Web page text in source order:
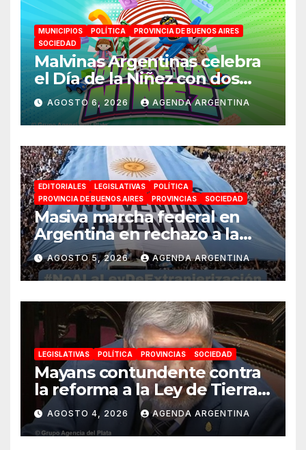
MUNICIPIOS POLÍTICA
PROVINCIA DE BUENOS AIRES
SOCIEDAD
Malvinas Argentinas celebra
el Día de la Niñez con dos
jornadas de juegos,
espectáculos y actividades
para toda la familia
AGOSTO 6, 2026 AGENDA ARGENTINA
EDITORIALES LEGISLATIVAS
POLÍTICA
PROVINCIA DE BUENOS AIRES
PROVINCIAS SOCIEDAD
Masiva marcha federal en
Argentina en rechazo a la
reforma de la Ley de Tierras
impulsada por Milei: «La
soberanía no se negocia»
AGOSTO 5, 2026 AGENDA ARGENTINA
LEGISLATIVAS POLÍTICA PROVINCIAS SOCIEDAD
Mayans contundente contra
la reforma a la Ley de Tierras:
«Esta ley vende el país»
AGOSTO 4, 2026 AGENDA ARGENTINA